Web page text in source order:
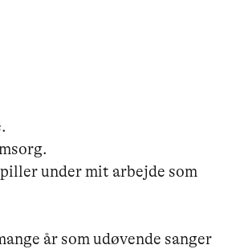
under mit arbejde som
år som udøvende sanger